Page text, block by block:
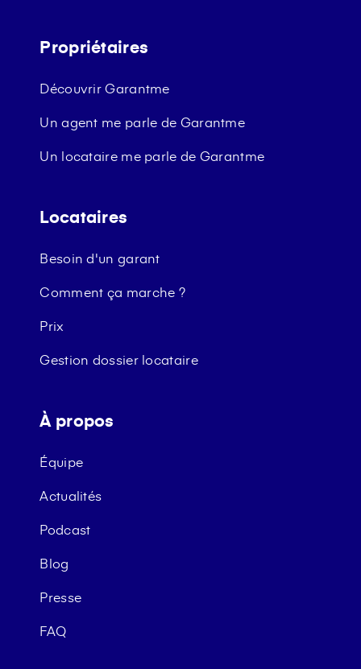
Propriétaires
Découvrir Garantme
Un agent me parle de Garantme
Un locataire me parle de Garantme
Locataires
Besoin d'un garant
Comment ça marche ?
Prix
Gestion dossier locataire
À propos
Équipe
Actualités
Podcast
Blog
Presse
FAQ